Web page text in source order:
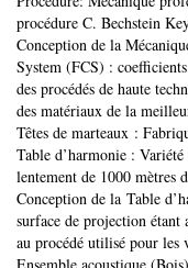
procédure C. Bechstein
Conception de la
System (FCS) :
des procédés de haute
des matériaux de la
Têtes de marteaux :
Table d’harmonie :
lentement de 1000 mètres
Conception de la Table
surface de projection étant
au procédé utilisé pour les